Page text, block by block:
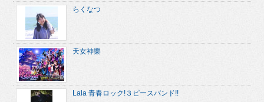
らくなつ
天女神樂
Lala 青春ロック!３ピースバンド!!